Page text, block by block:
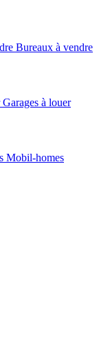
Bureaux à vendre
Garages à louer
Mobil-homes